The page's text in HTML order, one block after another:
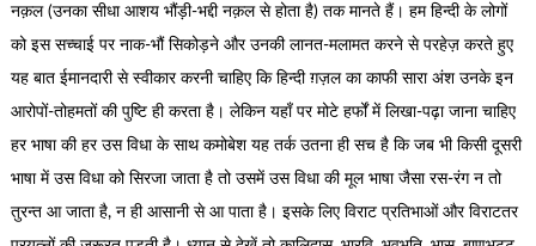
नक़ल (उनका सीधा आशय भौंड़ी-भद्दी नक़ल से होता है) तक मानते हैं। हम हिन्दी के लोगों
को इस सच्चाई पर नाक-भौं सिकोड़ने और उनकी लानत-मलामत करने से परहेज़ करते हुए
यह बात ईमानदारी से स्वीकार करनी चाहिए कि हिन्दी ग़ज़ल का काफी सारा अंश उनके इन
आरोपों-तोहमतों की पुष्टि ही करता है। लेकिन यहाँ पर मोटे हर्फों में लिखा-पढ़ा जाना चाहिए
हर भाषा की हर उस विधा के साथ कमोबेश यह तर्क उतना ही सच है कि जब भी किसी दूसरी
भाषा में उस विधा को सिरजा जाता है तो उसमें उस विधा की मूल भाषा जैसा रस-रंग न तो
तुरन्त आ जाता है, न ही आसानी से आ पाता है। इसके लिए विराट प्रतिभाओं और विराटतर